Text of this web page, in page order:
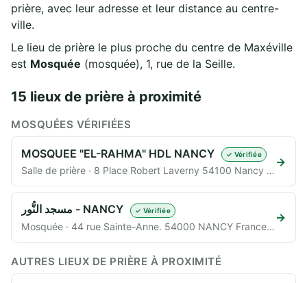
prière, avec leur adresse et leur distance au centre-
ville.
Le lieu de prière le plus proche du centre de Maxéville
est Mosquée (mosquée), 1, rue de la Seille.
15 lieux de prière à proximité
MOSQUÉES VÉRIFIÉES
MOSQUEE "EL-RAHMA" HDL NANCY ✓ Vérifiée
Salle de prière · 8 Place Robert Laverny 54100 Nancy FRANCE (54100) · 1,2 km
→
مسجد النُّور - NANCY ✓ Vérifiée
Mosquée · 44 rue Sainte-Anne. 54000 NANCY France (54000) · 4,0 km
→
AUTRES LIEUX DE PRIÈRE À PROXIMITÉ